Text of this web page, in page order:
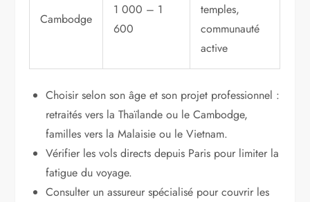
Cambodge
1 000 – 1
600
temples,
communauté
active
Choisir selon son âge et son projet professionnel :
retraités vers la Thaïlande ou le Cambodge,
familles vers la Malaisie ou le Vietnam.
Vérifier les vols directs depuis Paris pour limiter la
fatigue du voyage.
Consulter un assureur spécialisé pour couvrir les